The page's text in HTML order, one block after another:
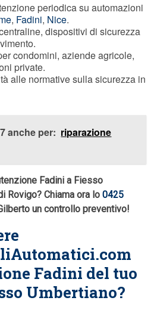
periodica su automazioni
, Fadini, Nice.
dispositivi di sicurezza
condomini, aziende agricole,
private.
alle normative sulla sicurezza in
anche per: riparazione
Fadini a Fiesso
Rovigo? Chiama ora lo0425
un controllo preventivo!
Fadini del tuo
Umbertiano?